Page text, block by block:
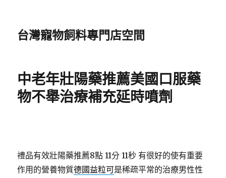
台灣寵物飼料專門店空間
中老年壯陽藥推薦美國口服藥
物不舉治療補充延時噴劑
禮品有效壯陽藥推薦8點 11分 11秒 有很好的使有重要
作用的營養物質德國益粒可是稀疏平常的治療男性性